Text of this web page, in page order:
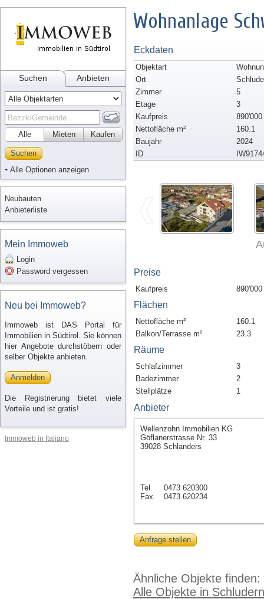
Suchen Anbieten
Alle Kaufen
Mieten
Suchen
Alle Optionen anzeigen
Neubauten
Anbieterliste
Mein Immoweb
Login
Password vergessen
Neu bei Immoweb?
Immoweb ist DAS Portal für
Immobilien in Südtirol. Sie können
hier Angebote durchstöbern oder
selber Objekte anbieten.
Anmelden
Die Registrierung bietet viele
Vorteile und ist gratis!
Immoweb in Italiano
Wohnanlage
Eckdaten
Objektart
Ort
Zimmer
5
Etage
3
Kaufpreis
890'000
Nettofläche m²
160.1
Baujahr
2024
ID
Preise
Kaufpreis 890'000
Flächen
Nettofläche m²
160.1
Balkon/Terrasse m²
23.3
Räume
Schlafzimmer
3
Badezimmer
2
Stellplätze
1
Anbieter
Wellenzohn Immobilien KG
Göflanerstrasse Nr. 33
39028 Schlanders
Tel.
0473 620300
Fax.
0473 620234
Anfrage stellen
Ähnliche Objekte finden:
Alle Objekte in